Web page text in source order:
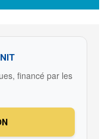
financé par les